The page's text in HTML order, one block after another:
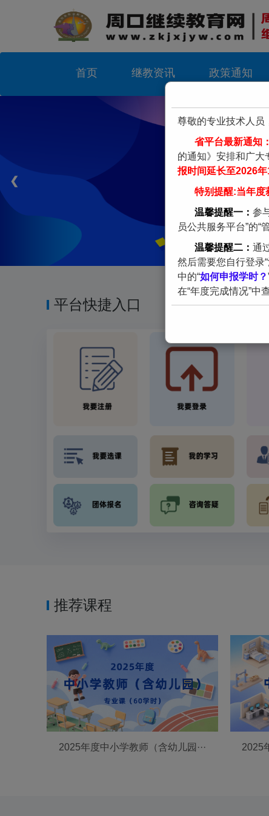
尊敬的专业技术人员
省平台最新通知：
的通知》安排和广大
报时间延长至2026年
特别提醒:当年度
温馨提醒一： 参
员公共服务平台”的“
温馨提醒二： 通
然后需要您自行登录
中的“如何申报学时？
在“年度完成情况”中
首页 继教资讯 政策通知
❮
平台快捷入口
推荐课程
2025年度中小学教师（含幼儿园··· 2025